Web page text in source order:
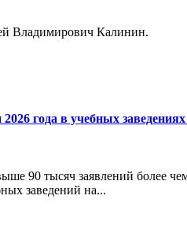
Владимирович Калинин.
года в учебных
тысяч заявлений более
заведений на...